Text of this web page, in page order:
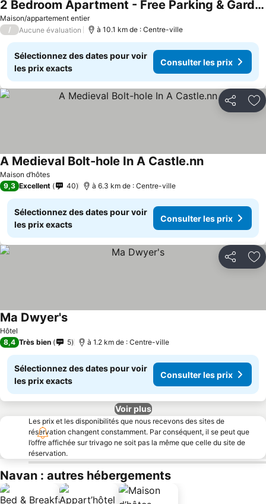
Maison/appartement entier
2 Bedroom Apartment - Free Parking & Garden
/ Aucune évaluation à 10.1 km de : Centre-ville
Sélectionnez des dates pour voir
les prix exacts
Consulter les prix
Partager
Maison d’hôtes
A Medieval Bolt-hole In A Castle.nn
9,3 Excellent 40 à 6.3 km de : Centre-ville
Sélectionnez des dates pour voir
les prix exacts
Consulter les prix
Partager
Hôtel
Ma Dwyer's
8,4 Très bien 5 à 1.2 km de : Centre-ville
Sélectionnez des dates pour voir
les prix exacts
Consulter les prix
Voir plus
Les prix et les disponibilités que nous recevons des sites de
réservation changent constamment. Par conséquent, il se peut que
l’offre affichée sur trivago ne soit pas la même que celle du site de
réservation.
Navan : autres hébergements